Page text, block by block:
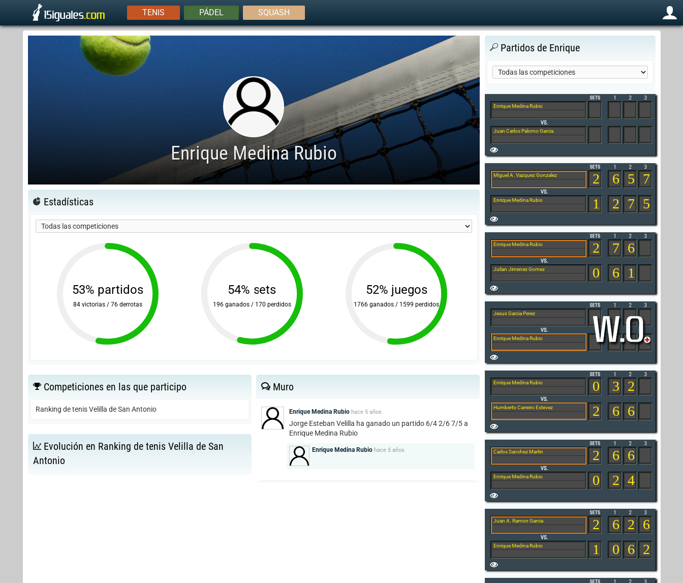
TENIS PÁDEL SQUASH
Enrique Medina Rubio
Estadísticas
53% partidos
84 victorias / 76 derrotas
54% sets
196 ganados / 170 perdidos
52% juegos
1766 ganados / 1599 perdidos
Competiciones en las que participo
Ranking de tenis Velilla de San Antonio
Evolución en Ranking de tenis Velilla de San
Antonio
Muro
Enrique Medina Rubio hace 5 años
Jorge Esteban Velilla ha ganado un partido 6/4 2/6 7/5 a
Enrique Medina Rubio
Enrique Medina Rubio hace 5 años
Partidos de Enrique
Enrique Medina Rubio
Juan Carlos Palomo Garcia
Miguel A. Vazquez Gonzalez
Enrique Medina Rubio
2
1
6 5 7
2 7 5
Enrique Medina Rubio
Julian Jimenez Gomez
2
0
7 6
6 1
Jesus Garcia Perez
Enrique Medina Rubio
Enrique Medina Rubio
Humberto Carreiro Estevez
0
2
3 2
6 6
Carlos Sanchez Martin
Enrique Medina Rubio
2
0
6 6
2 4
Juan A. Ramon Garcia
Enrique Medina Rubio
2
1
6 2 6
0 6 2